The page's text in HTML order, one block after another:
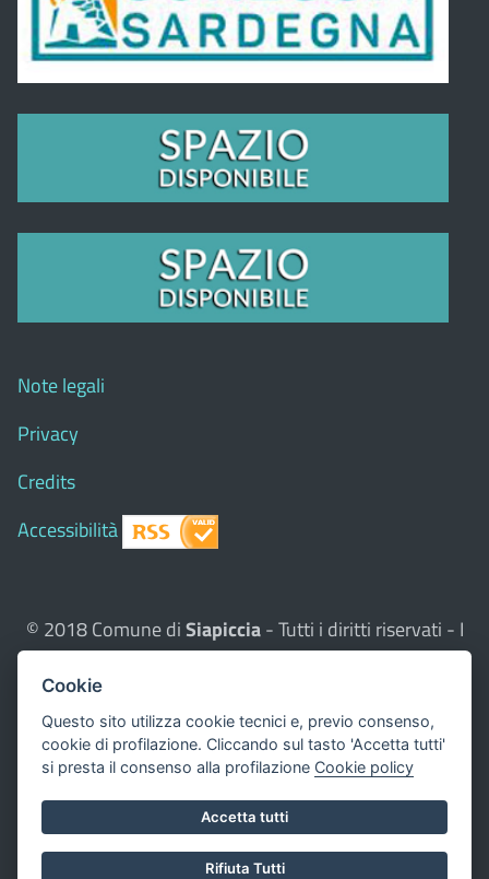
Note legali
Privacy
Credits
Accessibilità
© 2018 Comune diSiapiccia- Tutti i diritti riservati - I
contenuti del sito, testi e immagini sono di proprietà
del Comune - CMS:
Questo sito utilizza, nella versione per UTENTI CON
DISLESSIA,Biancoenero ®, una font italiana ad Alta
Leggibilità.
Valuta questo sito
Dichiarazione di accessibilità
Cookie
Questo sito utilizza cookie tecnici e, previo consenso,
cookie di profilazione. Cliccando sul tasto 'Accetta tutti'
si presta il consenso alla profilazione Cookie policy
Accetta tutti
Rifiuta Tutti